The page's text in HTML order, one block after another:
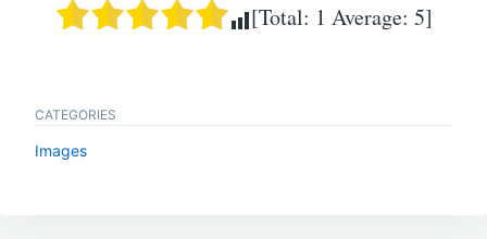
[Total: 1 Average: 5]
CATEGORIES
Images